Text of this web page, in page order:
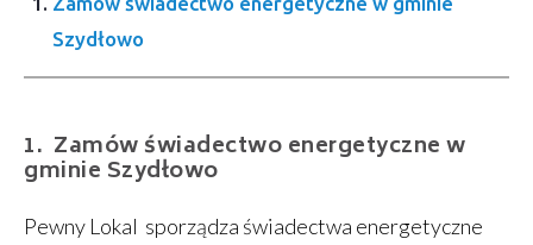
Szydłowo
Zamów świadectwo energetyczne w
gminie Szydłowo
Pewny Lokal sporządza świadectwa energetyczne